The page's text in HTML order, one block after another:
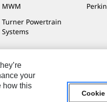
MWM
Turner Powertrain
Systems
your
how this